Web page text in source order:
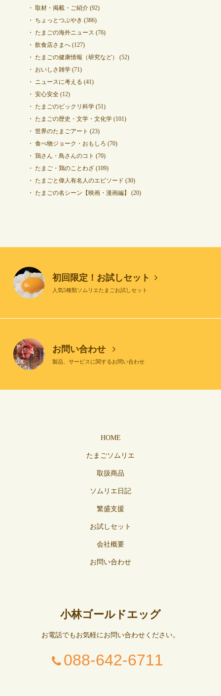
取材・掲載・ご紹介(92)
ちょっとつぶやき (386)
たまごの海外ニュース (76)
飲食店さまへ(127)
たまごの健康情報（研究など）
(52)
おいしさ雑学(71)
ニュースに考える (41)
安心安全(12)
たまごのビックリ科学(51)
たまごの歴史・文学・文化学(101)
世界のたまごアート (23)
食べ物ジョーク・おもしろ (70)
鶏さん・鳥さんのコト (70)
たまご・鶏のことわざ(109)
たまごと偉人有名人のエピソード (30)
たまごの名シーン【映画・漫画編】
(20)
初回限定！お試しセット
人気5種類ソムリエたまごお試しセット
お問い合わせ
製品、サービスに関するお問い合わせ
HOME
たまごソムリエ
取扱商品
ソムリエ日記
繁盛支援
お試しセット
会社概要
お問い合わせ
小林ゴールドエッグ
お電話でもお気軽にお問い合わせください。
088-642-6711